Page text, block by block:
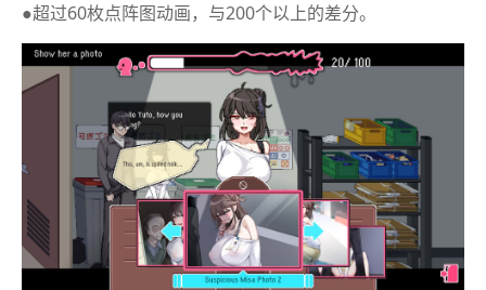
●超过60枚点阵图动画，与200个以上的差分。